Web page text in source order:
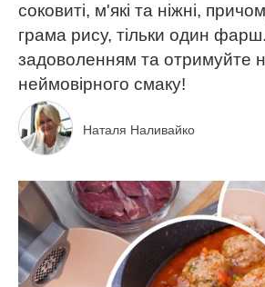
соковиті, м'які та ніжні,
грама рису, тільки один фарш.
задоволенням та отримуйте
неймовірного смаку!
Наталя Наливайко